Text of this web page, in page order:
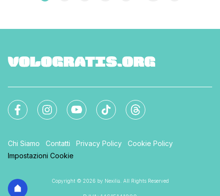
Chi Siamo Contatti Privacy Policy
Cookie Policy
Impostazioni Cookie
Copyright © 2026 by Nexilia. All Rights Reserved